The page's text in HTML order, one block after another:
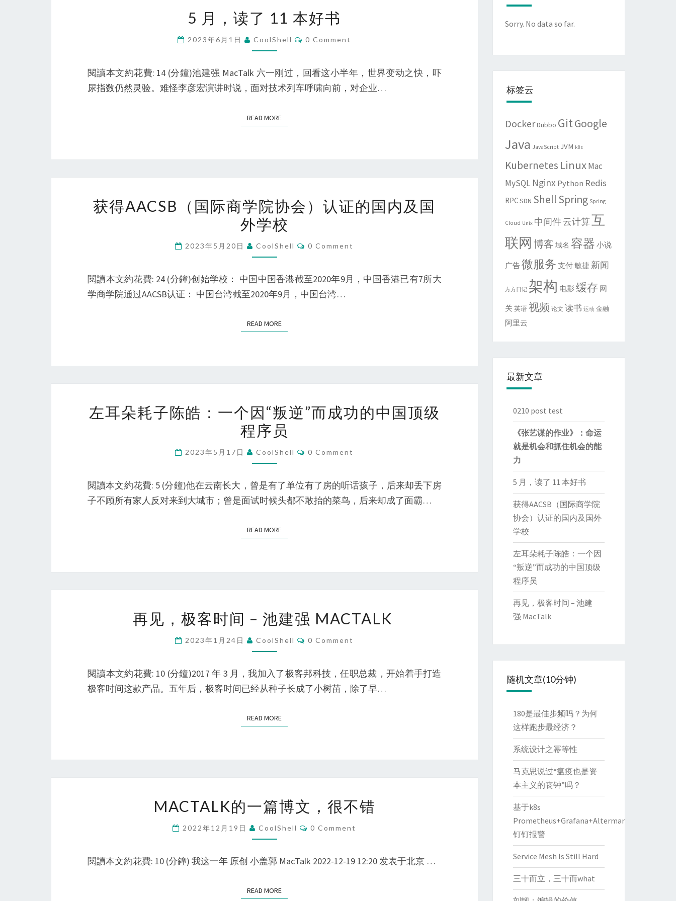
住
机
会
能
力
月，
读
了
本
好
5 月，读了 11 本好书
2023年6月1日 CoolShell Comments
0 Comment
閱讀本文約花費: 14 (分鐘)池建强 MacTalk 六一刚过，回看这小半年，世界变动之快，吓
尿指数仍然灵验。难怪李彦宏演讲时说，面对技术列车呼啸向前，对企业…
READ MOREREAD MORE
得
AACSB（国
商
院
协
认
及
国
外
学
校
获得AACSB（国际商学院协会）认证的国内及国
外学校
2023年5月20日 CoolShell Comments
0 Comment
閱讀本文約花費: 24 (分鐘)创始学校： 中国中国香港截至2020年9月，中国香港已有7所大
学商学院通过AACSB认证： 中国台湾截至2020年9月，中国台湾…
READ MOREREAD MORE
耳
朵
子
皓：
一
因
功
的
中
顶
级
序
左耳朵耗子陈皓：一个因“叛逆”而成功的中国顶级
程序员
2023年5月17日 CoolShell Comments
0 Comment
閱讀本文約花費: 5 (分鐘)他在云南长大，曾是有了单位有了房的听话孩子，后来却丢下房
子不顾所有家人反对来到大城市；曾是面试时候头都不敢抬的菜鸟，后来却成了面霸…
READ MOREREAD MORE
见，
极
客
间
–
建
再见，极客时间 – 池建强 MACTALK
2023年1月24日 CoolShell Comments
0 Comment
閱讀本文約花費: 10 (分鐘)2017 年 3 月，我加入了极客邦科技，任职总裁，开始着手打造
极客时间这款产品。五年后，极客时间已经从种子长成了小树苗，除了早…
READ MOREREAD MORE
的
篇
博
文，
MACTALK的一篇博文，很不错
2022年12月19日 CoolShell Comments
0 Comment
閱讀本文約花費: 10 (分鐘) 我这一年 原创 小盖郭 MacTalk 2022-12-19 12:20 发表于北京 …
READ MOREREAD MORE
Sorry. No data so far.
标签云
Docker Dubbo GitGoogle
Java JavaScript JVM k8s
Kubernetes Linux Mac
MySQL Nginx Python Redis
RPC SDN ShellSpring Spring
Cloud Unix 中间件 云计算互
联网 博客 域名 容器 小说
广告微服务 支付敏捷 新闻
方方日记 架构 电影 缓存 网
关 英语 视频 论文 读书 运动 金融
阿里云
最新文章
0210 post test
《张艺谋的作业》：命运
就是机会和抓住机会的能
力
5 月，读了 11 本好书
获得AACSB（国际商学院
协会）认证的国内及国外
学校
左耳朵耗子陈皓：一个因
“叛逆”而成功的中国顶级
程序员
再见，极客时间 – 池建
强 MacTalk
随机文章(10分钟)
180是最佳步频吗？为何
这样跑步最经济？
系统设计之幂等性
马克思说过“瘟疫也是资
本主义的丧钟”吗？
基于k8s
Prometheus+Grafana+Altermanager
钉钉报警
Service Mesh Is Still Hard
三十而立，三十而what